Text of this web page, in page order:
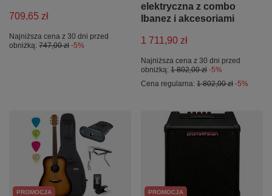
709,65 zł
Najniższa cena z 30 dni przed
obniżką: 747,00 zł -5%
elektryczna z combo
Ibanez i akcesoriami
1 711,90 zł
Najniższa cena z 30 dni przed
obniżką: 1 802,00 zł -5%
Cena regularna: 1 802,00 zł -5%
PROMOCJA PROMOCJA